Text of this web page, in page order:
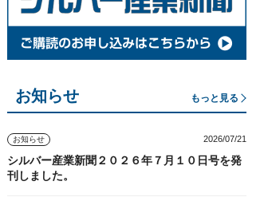
お知らせ もっと見る
お知らせ 2026/07/21
シルバー産業新聞２０２６年７月１０日号を発
刊しました。